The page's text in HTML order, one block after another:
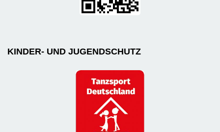
KINDER- UND JUGENDSCHUTZ